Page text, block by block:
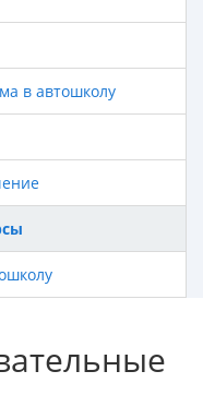
в автошколу